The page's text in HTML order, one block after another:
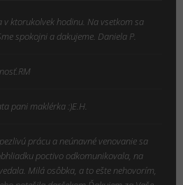
ktorukolvek hodinu. Na vsetkom sa
spokojni a dakujeme. Daniela P.
pani maklérka :)E.H.
prácu a neúnavné venovanie sa
poctivo odkomunikovala, na
Milá osôbka, a to ešte nehovorím,